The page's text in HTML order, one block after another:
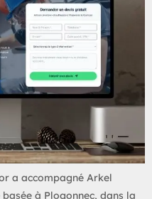
a accompagné Arkel
à Plogonnec, dans la